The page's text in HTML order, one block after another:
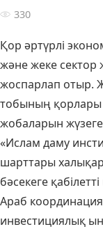
330
Қор әртүрлі
және жеке сектор
жоспарлап отыр.
тобының қорлары
жобаларын
«Ислам даму
шарттары
бәсекеге
Араб
инвестициялық